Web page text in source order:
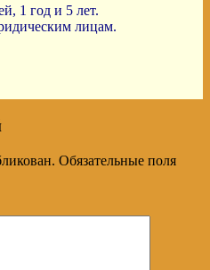
1 год и 5 лет.
лицам.
Обязательные поля